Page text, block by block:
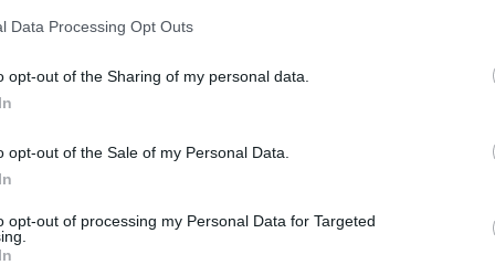
Data Processing Opt Outs
opt-out of the Sharing of my personal data.
opt-out of the Sale of my Personal Data.
opt-out of processing my Personal Data for Targeted
nem érinti, a Telekom ügyfelei a mobil
és mobilnetezni, valamint az otthoni
és a TV szolgáltatás is működni fog - közölték.
és a roaming
korlátlan belföldi netet biztosít minden
ideje alatt roaming helyzetben nem lesz
tervez, még a leállás előtt gondoskodjon